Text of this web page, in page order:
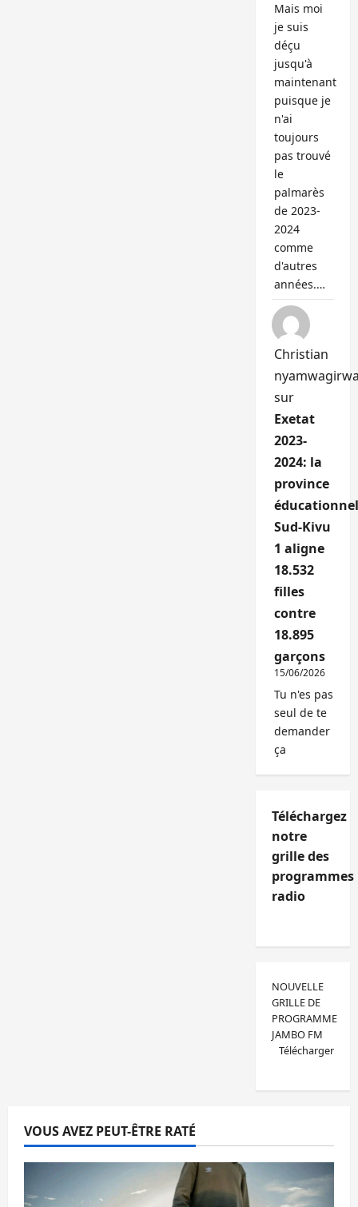
Mais moi
je suis
déçu
jusqu'à
maintenant
puisque je
n'ai
toujours
pas trouvé
le
palmarès
de 2023-
2024
comme
d'autres
années.…
Christian
sur
Exetat
2023-
2024: la
province
Sud-Kivu
1 aligne
18.532
filles
contre
18.895
garçons
15/06/2026
Tu n'es pas
seul de te
demander
ça
Téléchargez
notre
grille des
programmes
radio
NOUVELLE
GRILLE DE
PROGRAMME
JAMBO FM
Télécharger
VOUS AVEZ PEUT-ÊTRE RATÉ